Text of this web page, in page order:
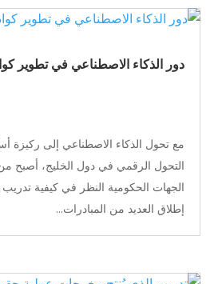
دور الذكاء الاصطناعي في تطوير
مع تحول الذكاء الاصطناعي إلى ركيزة
التحول الرقمي في دول الخليج، أصبح
الجهات الحكومية النظر في كيفية
إطلاق العديد من المبادرات...